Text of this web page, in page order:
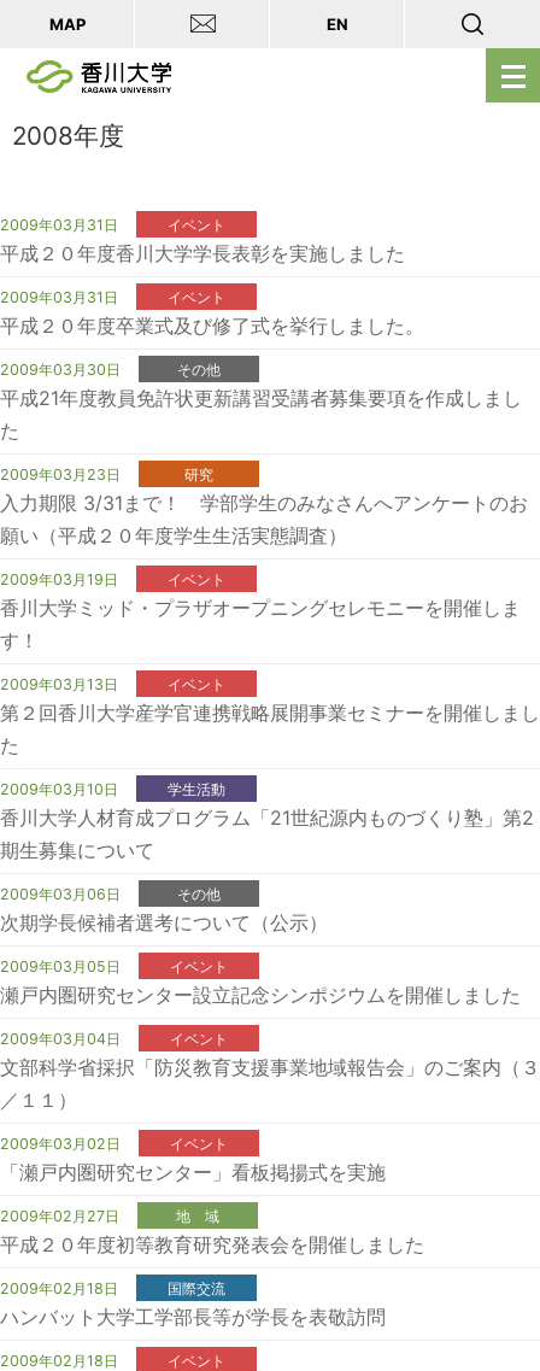
メ
ニ
MAP EN
2008年度
2009年03月31日 イベント
平成２０年度香川大学学長表彰を実施しました
2009年03月31日 イベント
平成２０年度卒業式及び修了式を挙行しました。
2009年03月30日 その他
平成21年度教員免許状更新講習受講者募集要項を作成しまし
た
2009年03月23日 研究
入力期限 3/31まで！ 学部学生のみなさんへアンケートのお
願い（平成２０年度学生生活実態調査）
2009年03月19日 イベント
香川大学ミッド・プラザオープニングセレモニーを開催しま
す！
2009年03月13日 イベント
第２回香川大学産学官連携戦略展開事業セミナーを開催しまし
た
2009年03月10日 学生活動
香川大学人材育成プログラム「21世紀源内ものづくり塾」第2
期生募集について
2009年03月06日 その他
次期学長候補者選考について（公示）
2009年03月05日 イベント
瀬戸内圏研究センター設立記念シンポジウムを開催しました
2009年03月04日 イベント
文部科学省採択「防災教育支援事業地域報告会」のご案内（３
／１１）
2009年03月02日 イベント
「瀬戸内圏研究センター」看板掲揚式を実施
2009年02月27日 地 域
平成２０年度初等教育研究発表会を開催しました
2009年02月18日 国際交流
ハンバット大学工学部長等が学長を表敬訪問
2009年02月18日 イベント